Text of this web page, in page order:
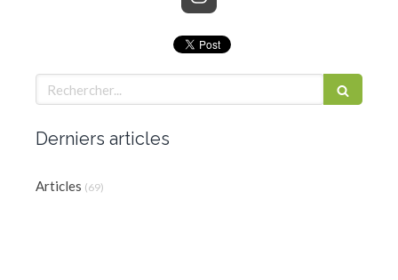
Rechercher
Derniers articles
Articles (69)